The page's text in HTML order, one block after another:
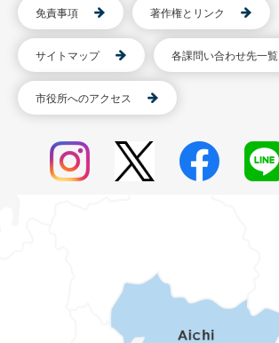
免責事項 著作権とリンク
サイトマップ 各課問い合わせ先一覧
市役所へのアクセス